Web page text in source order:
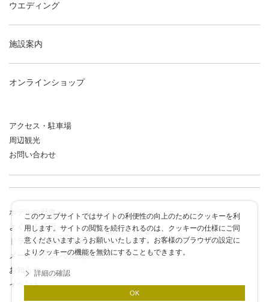
このウェブサイトではサイトの利便性の向上のためにクッキーを利
用します。サイトの閲覧を続行されるのは、クッキーの仕様にご同
意くださいますようお願いいたします。お客様のブラウザの設定に
よりクッキーの機能を無効にすることもできます。
詳細の確認
OK
ウエディング
施設案内
オンラインショップ
アクセス・駐車場
周辺観光
お問い合わせ
ホテルの歴史
よくある質問
ドラゴンポイントカード
メールマガジンのご案内
お知らせ
イベント